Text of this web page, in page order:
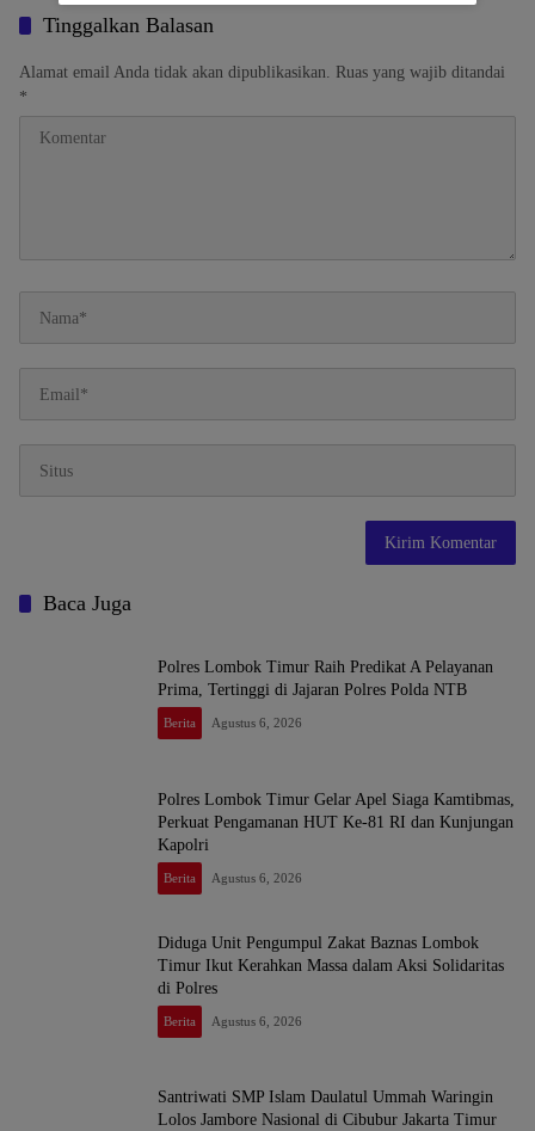
Tinggalkan Balasan
Alamat email Anda tidak akan dipublikasikan. Ruas yang wajib ditandai
*
Baca Juga
Polres Lombok Timur Raih Predikat A Pelayanan
Prima, Tertinggi di Jajaran Polres Polda NTB
Berita Agustus 6, 2026
Polres Lombok Timur Gelar Apel Siaga Kamtibmas,
Perkuat Pengamanan HUT Ke-81 RI dan Kunjungan
Kapolri
Berita Agustus 6, 2026
Diduga Unit Pengumpul Zakat Baznas Lombok
Timur Ikut Kerahkan Massa dalam Aksi Solidaritas
di Polres
Berita Agustus 6, 2026
Santriwati SMP Islam Daulatul Ummah Waringin
Lolos Jambore Nasional di Cibubur Jakarta Timur